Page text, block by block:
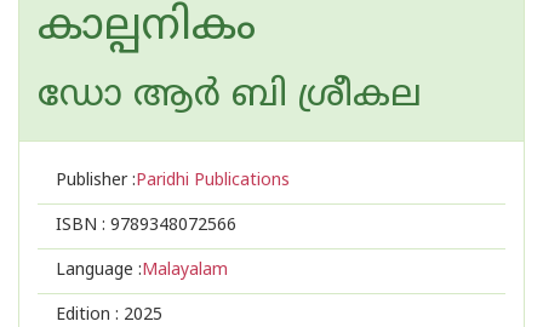
കാല്പനികം
ഡോ ആർ ബി ശ്രീകല
Publisher :Paridhi Publications
ISBN : 9789348072566
Language :Malayalam
Edition : 2025